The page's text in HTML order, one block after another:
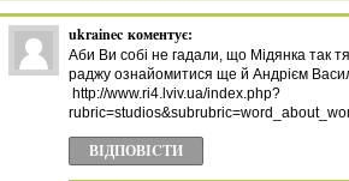
ukrainec коментує:
Аби Ви собі не гадали, що Мідянка так
раджу ознайомитися ще й Андрієм
http://www.ri4.lviv.ua/index.php?
ВІДПОВІCТИ